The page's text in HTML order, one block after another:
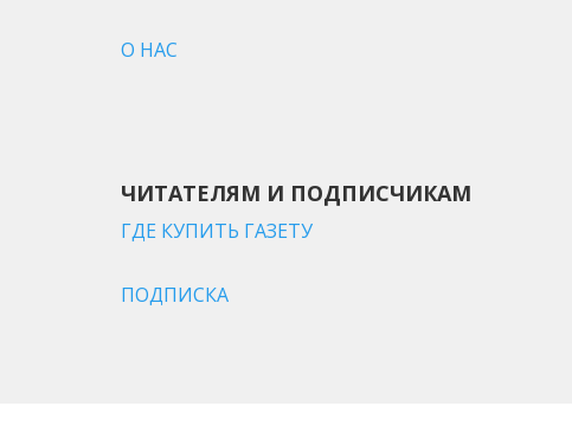
О НАС
ЧИТАТЕЛЯМ И ПОДПИСЧИКАМ
ГДЕ КУПИТЬ ГАЗЕТУ
ПОДПИСКА